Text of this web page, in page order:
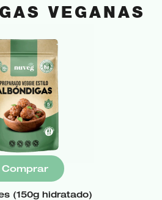
VEGANAS
Comprar
(150g hidratado)